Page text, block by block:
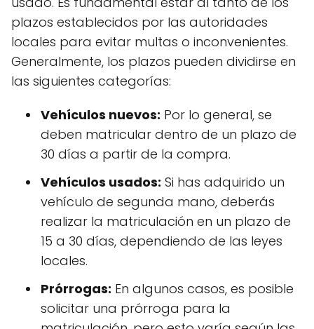
plazos establecidos por las autoridades
locales para evitar multas o inconvenientes.
Generalmente, los plazos pueden dividirse en
las siguientes categorías:
Vehículos nuevos: Por lo general, se
deben matricular dentro de un plazo de
30 días a partir de la compra.
Vehículos usados: Si has adquirido un
vehículo de segunda mano, deberás
realizar la matriculación en un plazo de
15 a 30 días, dependiendo de las leyes
locales.
Prórrogas: En algunos casos, es posible
solicitar una prórroga para la